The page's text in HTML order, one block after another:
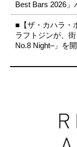
Best Bars 2026
■【ザ・カハラ・
ラフトジンが、
No.8 Night–」を